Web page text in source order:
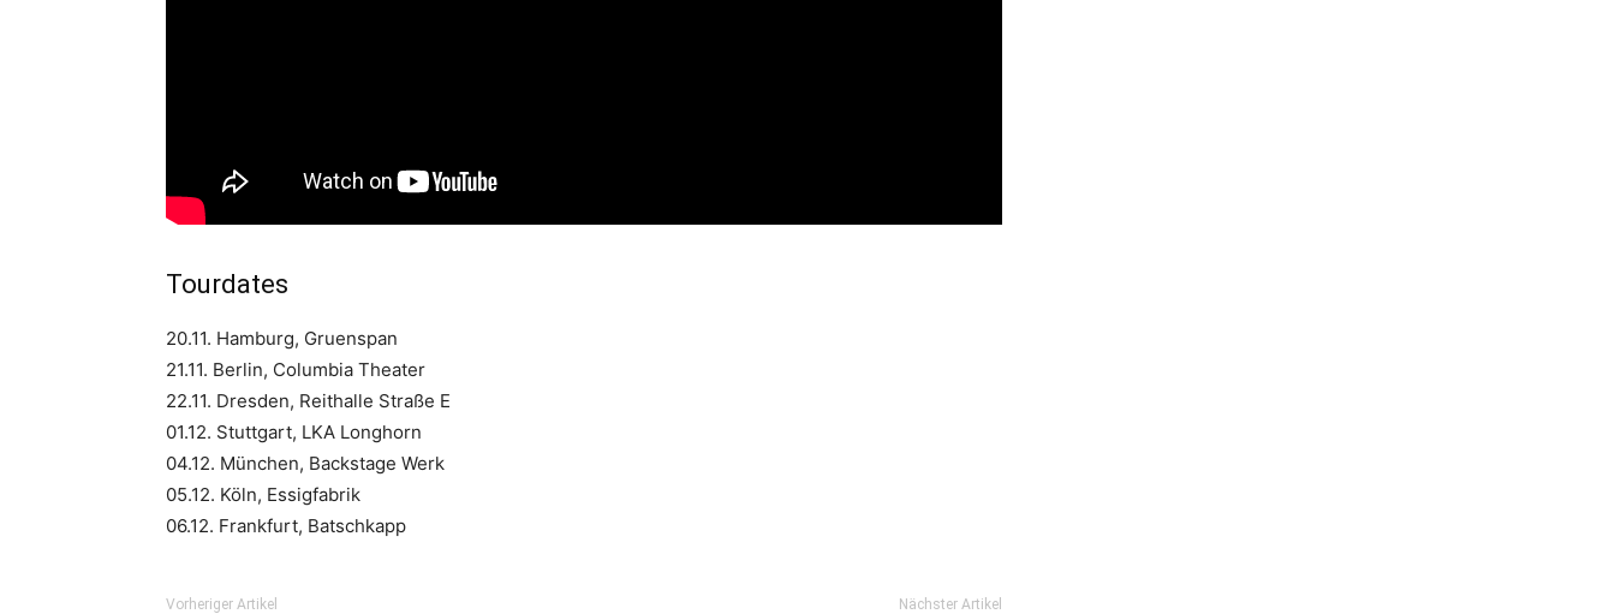
Tourdates
20.11. Hamburg, Gruenspan
21.11. Berlin, Columbia Theater
22.11. Dresden, Reithalle Straße E
01.12. Stuttgart, LKA Longhorn
04.12. München, Backstage Werk
05.12. Köln, Essigfabrik
06.12. Frankfurt, Batschkapp
Vorheriger Artikel Nächster Artikel